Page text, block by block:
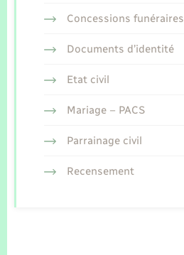
Concessions funéraires
Documents d’identité
Etat civil
Mariage – PACS
Parrainage civil
Recensement